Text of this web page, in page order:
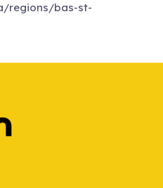
regions/bas-st-